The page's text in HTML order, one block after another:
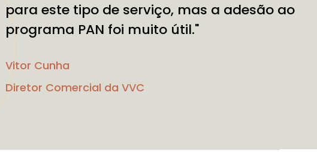
para este tipo de serviço, mas a adesão ao
programa PAN foi muito útil."
Vitor Cunha
Diretor Comercial da VVC